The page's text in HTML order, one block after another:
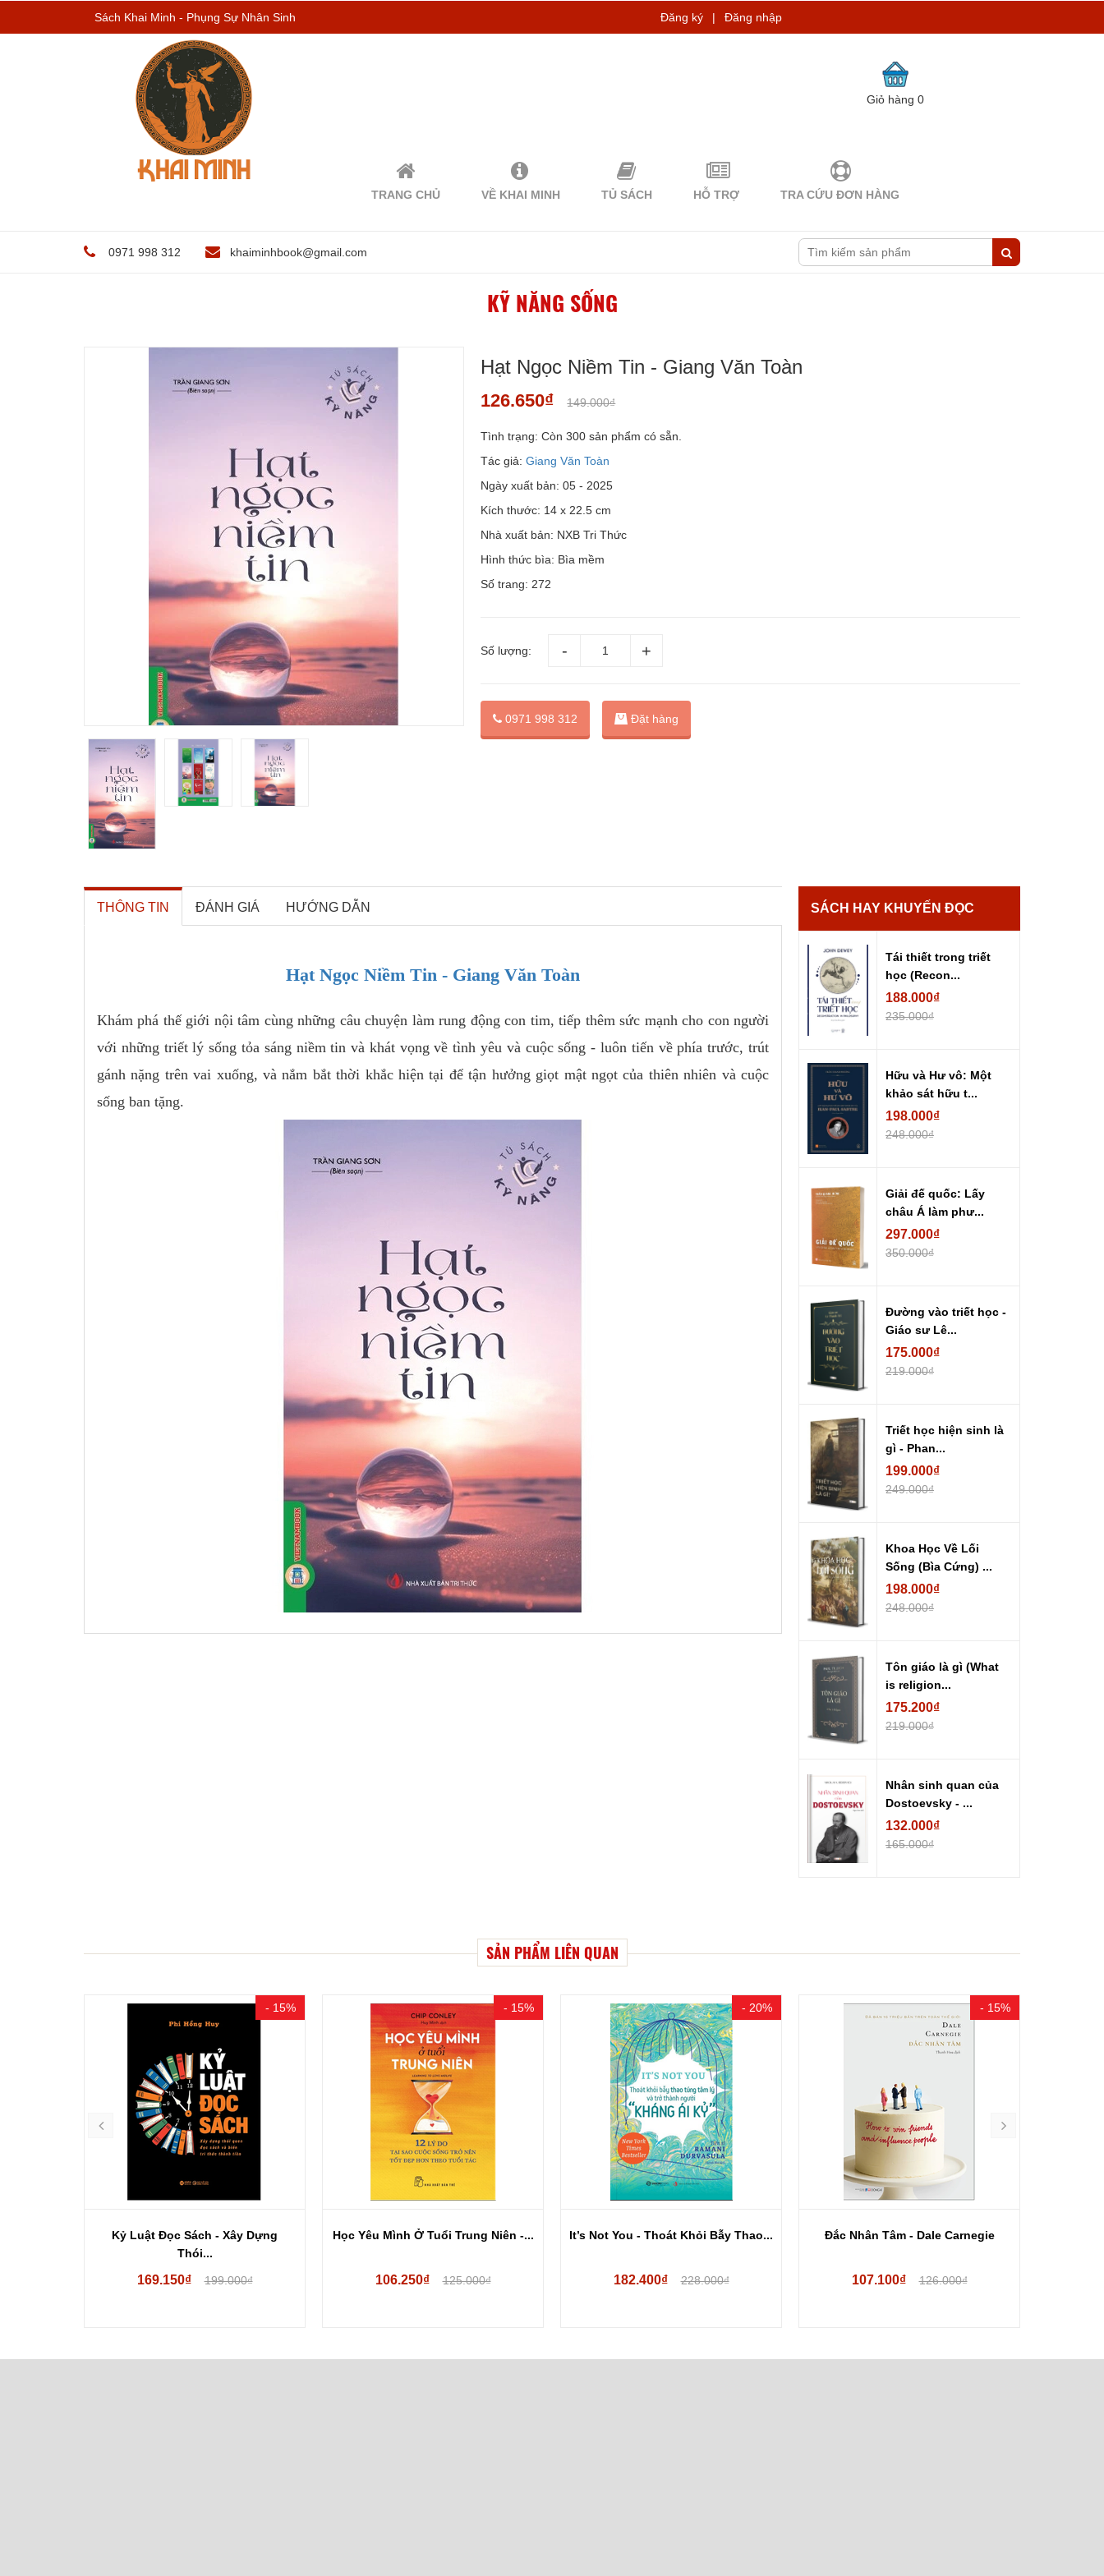
Sách Khai Minh - Phụng Sự Nhân Sinh Đăng ký | Đăng nhập
Giỏ hàng0
TRANG CHỦ VỀ KHAI MINH TỦ SÁCH HỖ TRỢ TRA CỨU ĐƠN HÀNG
0971 998 312 khaiminhbook@gmail.com
KỸ NĂNG SỐNG
Hạt Ngọc Niềm Tin - Giang Văn Toàn
126.650₫ 149.000₫
Tình trạng: Còn 300 sản phẩm có sẵn.
Tác giả:Giang Văn Toàn
Ngày xuất bản: 05 - 2025
Kích thước: 14 x 22.5 cm
Nhà xuất bản: NXB Tri Thức
Hình thức bìa: Bìa mềm
Số trang: 272
Số lượng:
0971 998 312 Đặt hàng
THÔNG TIN ĐÁNH GIÁ HƯỚNG DẪN
Hạt Ngọc Niềm Tin - Giang Văn Toàn
Khám phá thế giới nội tâm cùng những câu chuyện làm rung động con tim, tiếp thêm sức mạnh cho con người
với những triết lý sống tỏa sáng niềm tin và khát vọng về tình yêu và cuộc sống - luôn tiến về phía trước, trút
gánh nặng trên vai xuống, và nắm bắt thời khắc hiện tại để tận hưởng giọt mật ngọt của thiên nhiên và cuộc
sống ban tặng.
SÁCH HAY KHUYẾN ĐỌC
Tái thiết trong triết
học (Recon...
188.000₫
235.000₫
Hữu và Hư vô: Một
khảo sát hữu t...
198.000₫
248.000₫
Giải đế quốc: Lấy
châu Á làm phư...
297.000₫
350.000₫
Đường vào triết học -
Giáo sư Lê...
175.000₫
219.000₫
Triết học hiện sinh là
gì - Phan...
199.000₫
249.000₫
Khoa Học Về Lối
Sống (Bìa Cứng) ...
198.000₫
248.000₫
Tôn giáo là gì (What
is religion...
175.200₫
219.000₫
Nhân sinh quan của
Dostoevsky - ...
132.000₫
165.000₫
SẢN PHẨM LIÊN QUAN
- 15%
Kỷ Luật Đọc Sách - Xây Dựng
Thói...
169.150₫ 199.000₫
- 15%
Học Yêu Mình Ở Tuổi Trung Niên -...
106.250₫ 125.000₫
- 20%
It’s Not You - Thoát Khỏi Bẫy Thao...
182.400₫ 228.000₫
- 15%
Đắc Nhân Tâm - Dale Carnegie
107.100₫ 126.000₫